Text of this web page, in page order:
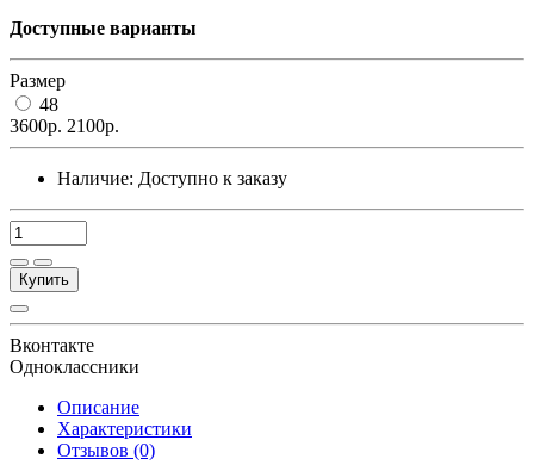
Доступные варианты
Размер
48
3600р. 2100р.
Наличие: Доступно к заказу
Купить
Вконтакте
Одноклассники
Описание
Характеристики
Отзывов (0)